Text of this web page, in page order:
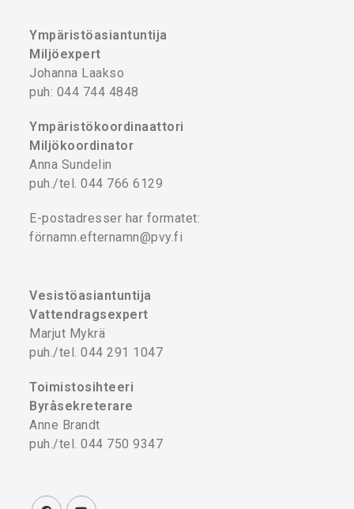
Ympäristöasiantuntija
Miljöexpert
Johanna Laakso
puh: 044 744 4848
Ympäristökoordinaattori
Miljökoordinator
Anna Sundelin
puh./tel. 044 766 6129
E-postadresser har formatet:
förnamn.efternamn@pvy.fi
Vesistöasiantuntija
Vattendragsexpert
Marjut Mykrä
puh./tel. 044 291 1047
Toimistosihteeri
Byråsekreterare
Anne Brandt
puh./tel. 044 750 9347